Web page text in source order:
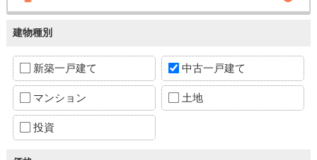
建物種別
新築一戸建て 中古一戸建て
マンション 土地
投資